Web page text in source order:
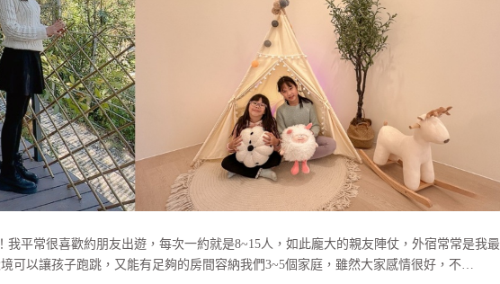
平常很喜歡約朋友出遊，每次一約就是8~15人，如此龐大的親友陣仗，外宿常常是我最
可以讓孩子跑跳，又能有足夠的房間容納我們3~5個家庭，雖然大家感情很好，不…